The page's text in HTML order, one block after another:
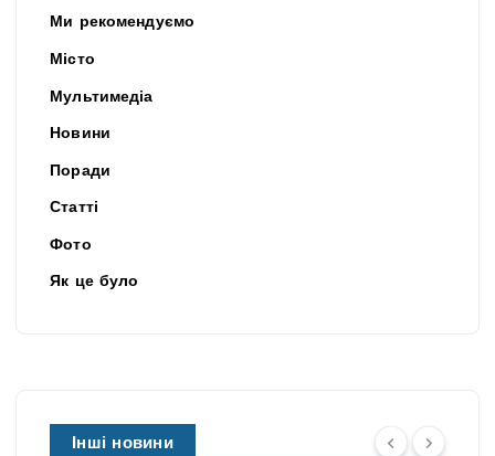
Ми рекомендуємо
Місто
Мультимедіа
Новини
Поради
Статті
Фото
Як це було
Інші новини